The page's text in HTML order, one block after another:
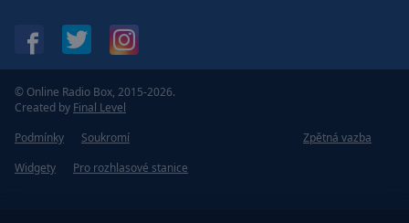
© Online Radio Box, 2015-2026.
Created by Final Level
Podmínky
Soukromí
Zpětná vazba
Widgety
Pro rozhlasové stanice